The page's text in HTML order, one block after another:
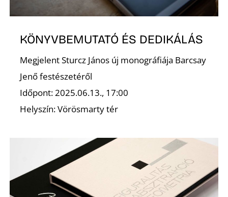
KÖNYVBEMUTATÓ ÉS DEDIKÁLÁS
Megjelent Sturcz János új monográfiája Barcsay
Jenő festészetéről
Időpont: 2025.06.13., 17:00
Helyszín: Vörösmarty tér